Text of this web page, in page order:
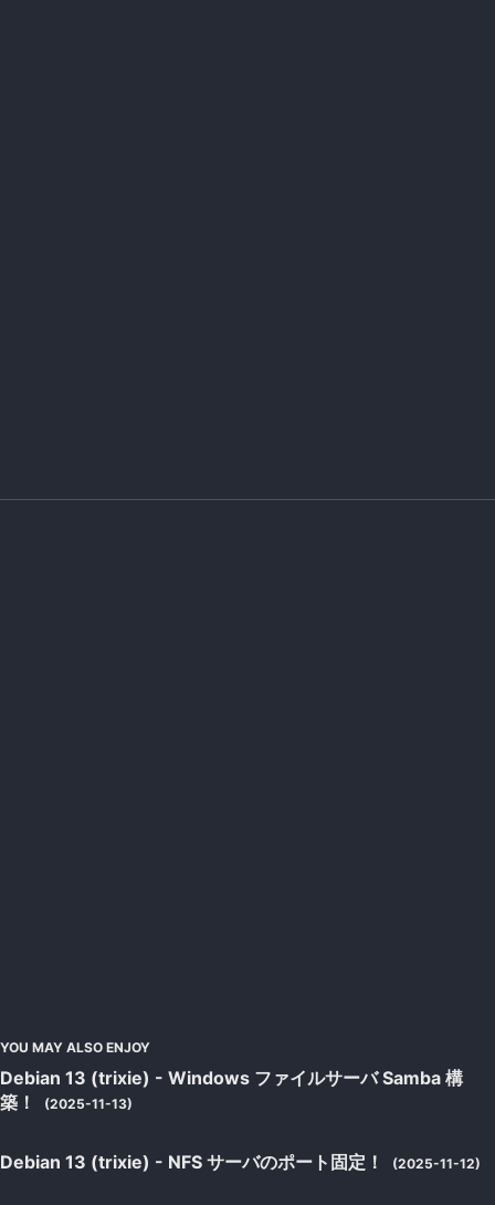
YOU MAY ALSO ENJOY
Debian 13 (trixie) - Windows ファイルサーバ Samba 構
築！
(2025-11-13)
Debian 13 (trixie) - NFS サーバのポート固定！ (2025-11-12)